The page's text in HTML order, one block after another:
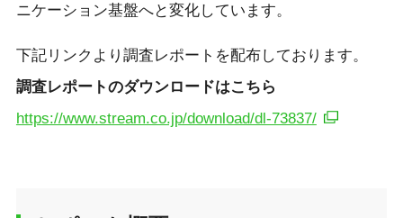
ニケーション基盤へと変化しています。
下記リンクより調査レポートを配布しております。
調査レポートのダウンロードはこちら
https://www.stream.co.jp/download/dl-73837/